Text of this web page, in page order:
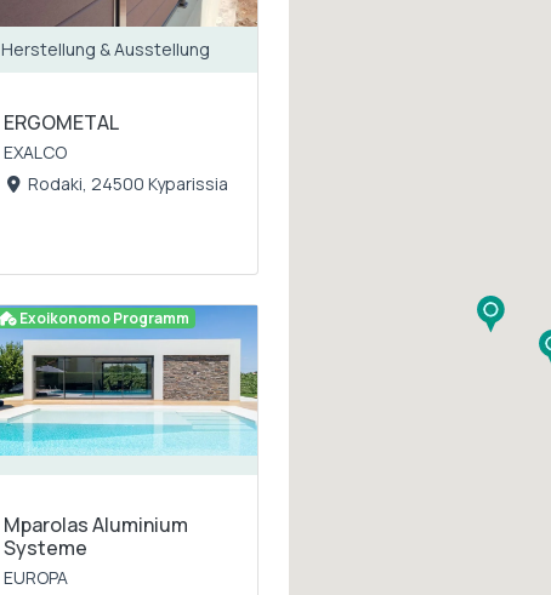
Herstellung & Ausstellung
ERGOMETAL
EXALCO
Rodaki, 24500 Kyparissia
Exoikonomo Programm
Mparolas Aluminium
Systeme
EUROPA